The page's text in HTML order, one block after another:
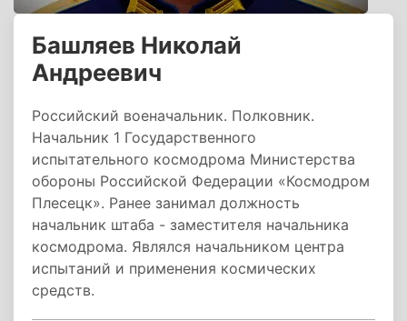
Башляев Николай
Андреевич
Российский военачальник. Полковник.
Начальник 1 Государственного
испытательного космодрома Министерства
обороны Российской Федерации «Космодром
Плесецк». Ранее занимал должность
начальник штаба - заместителя начальника
космодрома. Являлся начальником центра
испытаний и применения космических
средств.